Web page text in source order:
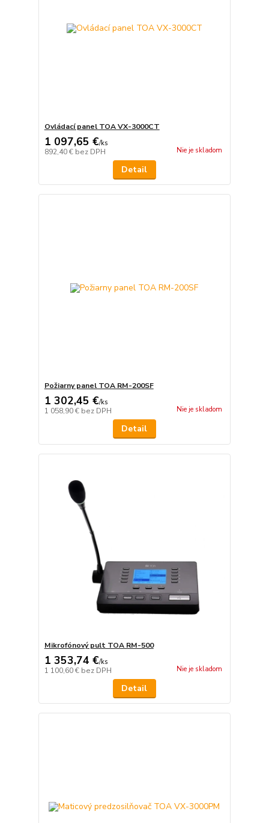
Ovládací panel TOA VX-3000CT
1 097,65 €/ks
892,40 € bez DPH Nie je skladom
Detail
Požiarny panel TOA RM-200SF
1 302,45 €/ks
1 058,90 € bez DPH Nie je skladom
Detail
Mikrofónový pult TOA RM-500
1 353,74 €/ks
1 100,60 € bez DPH Nie je skladom
Detail